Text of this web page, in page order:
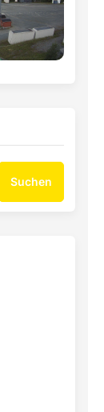
Suchen